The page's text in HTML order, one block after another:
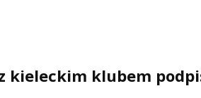
kieleckim klubem